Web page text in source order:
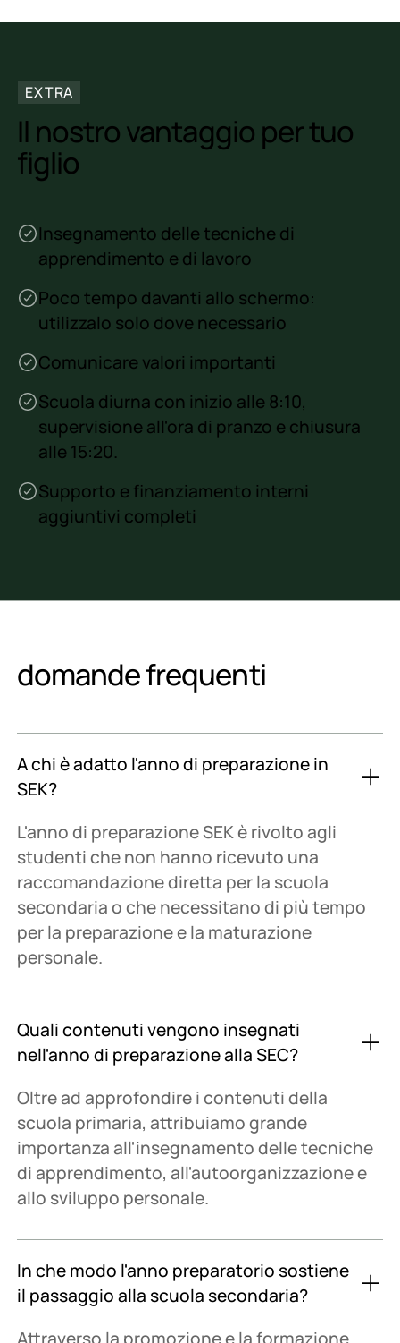
EXTRA
Il nostro vantaggio per tuo
figlio
Insegnamento delle tecniche di
apprendimento e di lavoro
Poco tempo davanti allo schermo:
utilizzalo solo dove necessario
Comunicare valori importanti
Scuola diurna con inizio alle 8:10,
supervisione all'ora di pranzo e chiusura
alle 15:20.
Supporto e finanziamento interni
aggiuntivi completi
domande frequenti
A chi è adatto l'anno di preparazione in
SEK?
L'anno di preparazione SEK è rivolto agli
studenti che non hanno ricevuto una
raccomandazione diretta per la scuola
secondaria o che necessitano di più tempo
per la preparazione e la maturazione
personale.
Quali contenuti vengono insegnati
nell'anno di preparazione alla SEC?
Oltre ad approfondire i contenuti della
scuola primaria, attribuiamo grande
importanza all'insegnamento delle tecniche
di apprendimento, all'autoorganizzazione e
allo sviluppo personale.
In che modo l'anno preparatorio sostiene
il passaggio alla scuola secondaria?
Attraverso la promozione e la formazione